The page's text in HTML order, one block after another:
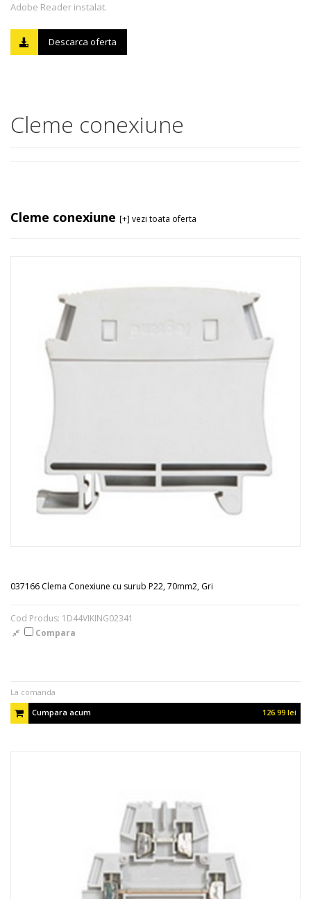
Adobe Reader instalat.
Descarca oferta
Cleme conexiune
Cleme conexiune [+] vezi toata oferta
037166 Clema Conexiune cu surub P22, 70mm2, Gri
Cod Produs: 1D44VIKING02341
Compara
La comanda
Cumpara acum
126.99 lei